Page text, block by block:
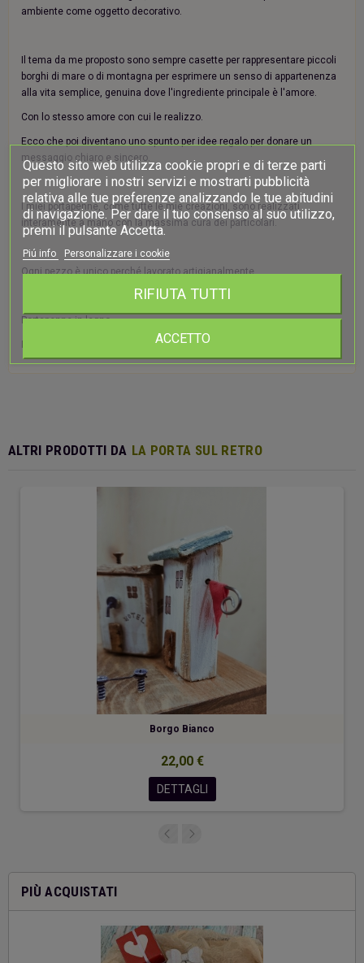
PIÙ ACQUISTATI
ambiente come oggetto decorativo.
Il tema da me proposto sono sempre casette per rappresentare piccoli
borghi di mare o di montagna per esprimere un senso di appartenenza
alla vita semplice, genuina dove l'ingrediente principale è l'amore.
Con lo stesso amore con cui le realizzo.
Ecco che poi diventano uno spunto per idee regalo per donare un
messaggio chiaro e sincero.
I miei portapenne, come tutte le mie creazioni, sono realizzati
interamente a mano con la massima cura dei particolari.
Ogni pezzo è unico perché lavorato artigianalmente.
Portapenne in legno
Misure: 8 cm x 12 cm x h 10 cm
ALTRI PRODOTTI DA LA PORTA SUL RETRO
Borgo Bianco
22,00 €
DETTAGLI
Questo sito web utilizza cookie propri e di terze parti
per migliorare i nostri servizi e mostrarti pubblicità
relativa alle tue preferenze analizzando le tue abitudini
di navigazione. Per dare il tuo consenso al suo utilizzo,
premi il pulsante Accetta.
Piú info Personalizzare i cookie
RIFIUTA TUTTI
ACCETTO